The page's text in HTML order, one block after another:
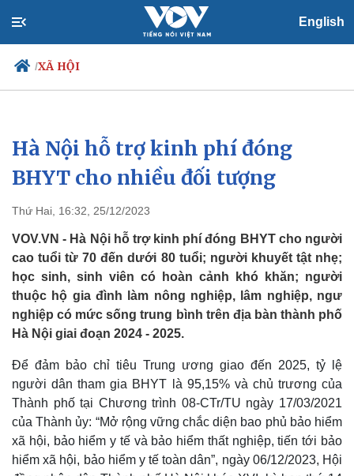
English
/XÃ HỘI
Chính trị
Đảng
Tổ chức nhân sự
Nhận diện sự thật
Xã hội
Tin 24h
Dự báo thời tiết
Việc làm
Biển đảo
Hà Nội hỗ trợ kinh phí đóng
BHYT cho nhiều đối tượng
Thứ Hai, 16:32, 25/12/2023
VOV.VN - Hà Nội hỗ trợ kinh phí đóng BHYT cho người
cao tuổi từ 70 đến dưới 80 tuổi; người khuyết tật nhẹ;
học sinh, sinh viên có hoàn cảnh khó khăn; người
thuộc hộ gia đình làm nông nghiệp, lâm nghiệp, ngư
nghiệp có mức sống trung bình trên địa bàn thành phố
Hà Nội giai đoạn 2024 - 2025.
Để đảm bảo chỉ tiêu Trung ương giao đến 2025, tỷ lệ
người dân tham gia BHYT là 95,15% và chủ trương của
Thành phố tại Chương trình 08-CTr/TU ngày 17/03/2021
của Thành ủy: “Mở rộng vững chắc diện bao phủ bảo hiểm
xã hội, bảo hiểm y tế và bảo hiểm thất nghiệp, tiến tới bảo
hiểm xã hội, bảo hiểm y tế toàn dân”, ngày 06/12/2023, Hội